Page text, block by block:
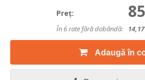
Preţ:
În 6 rate fără dobândă: 14,17
Adaugă în